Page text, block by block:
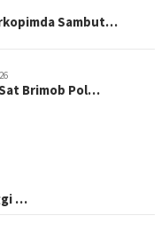
Sambut…
Brimob Pol…
…